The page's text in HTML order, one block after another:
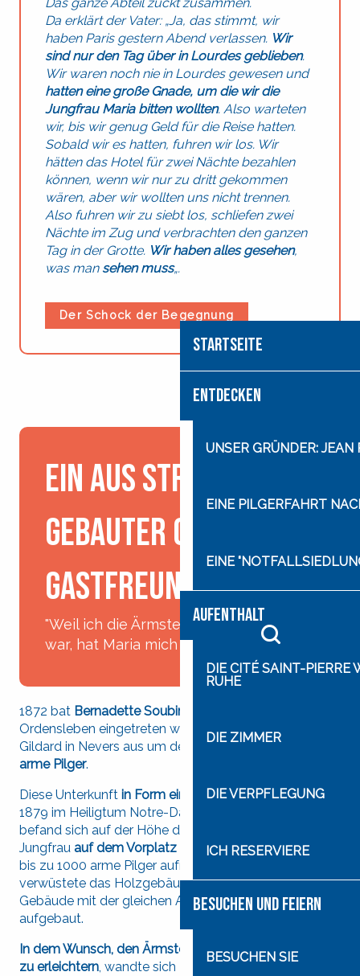
STARTSEITE
ENTDECKEN
UNSER GRÜNDER: JEAN
EINE PILGERFAHRT
EINE
AUFENTHALT
DIE CITÉ SAINT-PIERRE
RUHE
DIE ZIMMER
DIE VERPFLEGUNG
ICH RESERVIERE
BESUCHEN UND FEIERN
BESUCHEN SIE
Da erklärt der Vater: „Ja, das stimmt, wir
haben Paris gestern Abend verlassen. Wir
sind nur den Tag über in Lourdes geblieben.
Wir waren noch nie in Lourdes gewesen und
hatten eine große Gnade, um die wir die
Jungfrau Maria bitten wollten. Also warteten
wir, bis wir genug Geld für die Reise hatten.
Sobald wir es hatten, fuhren wir los. Wir
hätten das Hotel für zwei Nächte bezahlen
können, wenn wir nur zu dritt gekommen
wären, aber wir wollten uns nicht trennen.
Also fuhren wir zu siebt los, schliefen zwei
Nächte im Zug und verbrachten den ganzen
Tag in der Grotte. Wir haben alles gesehen,
was man sehen muss„.
Der Schock der Begegnung
Ein aus Stroh
gebauter Ort der
Gastfreundschaft
"Weil ich die Ärmste und Unwissendste
war, hat Maria mich ausgewählt".
1872 bat Bernadette Soubirous
Ordensleben eingetreten war, vom Kloster Saint
Gildard in Nevers aus um den Baueiner Unterkunft für
arme Pilger.
Diese Unterkunft in Form einer Rotundeexistierte bis
1879 im Heiligtum Notre-Dame de Lourdes. Sie
befand sich auf der Höhe der heutigen Gekrönten
Jungfrau auf dem Vorplatz des Heiligtumsund konnte
bis zu 1000 arme Pilger aufnehmen. Ein Brand
verwüstete das Holzgebäude. Danach wurde kein
Gebäude mit der gleichen Aufnahmekapazität wieder
aufgebaut.
In dem Wunsch, den Ärmsten
derArmen die Pilgerfahrt
zu erleichtern, wandte sich Monsignore Théas, Bischof